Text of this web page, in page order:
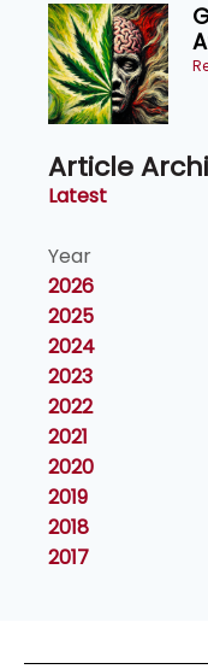
Article
Latest
Year
2026
2025
2024
2023
2022
2021
2020
2019
2018
2017